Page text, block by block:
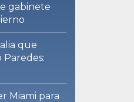
gabinete
que
Miami para